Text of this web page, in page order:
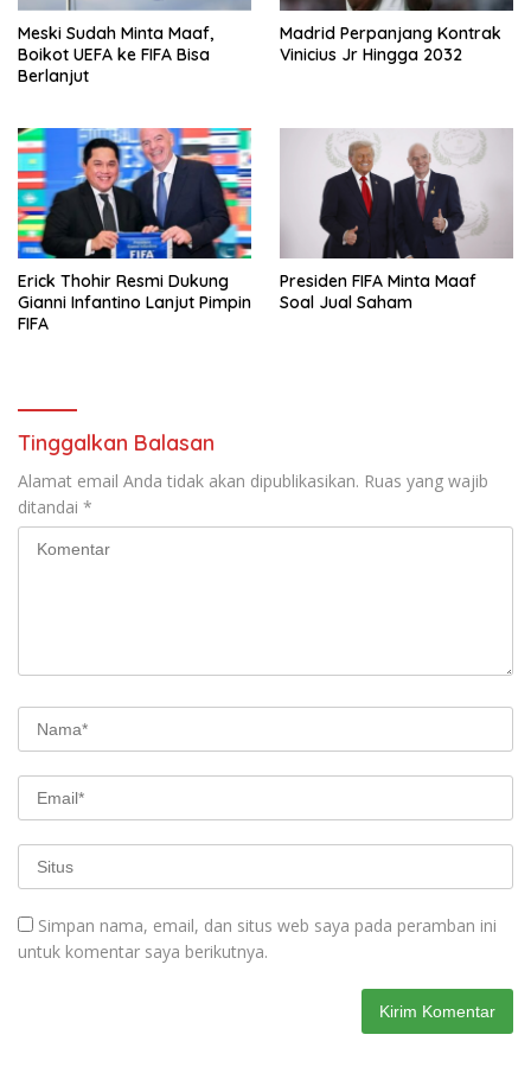
Meski Sudah Minta Maaf,
Boikot UEFA ke FIFA Bisa
Berlanjut
Madrid Perpanjang Kontrak
Vinicius Jr Hingga 2032
Erick Thohir Resmi Dukung
Gianni Infantino Lanjut Pimpin
FIFA
Presiden FIFA Minta Maaf
Soal Jual Saham
Tinggalkan Balasan
Alamat email Anda tidak akan dipublikasikan. Ruas yang wajib
ditandai *
Simpan nama, email, dan situs web saya pada peramban ini
untuk komentar saya berikutnya.